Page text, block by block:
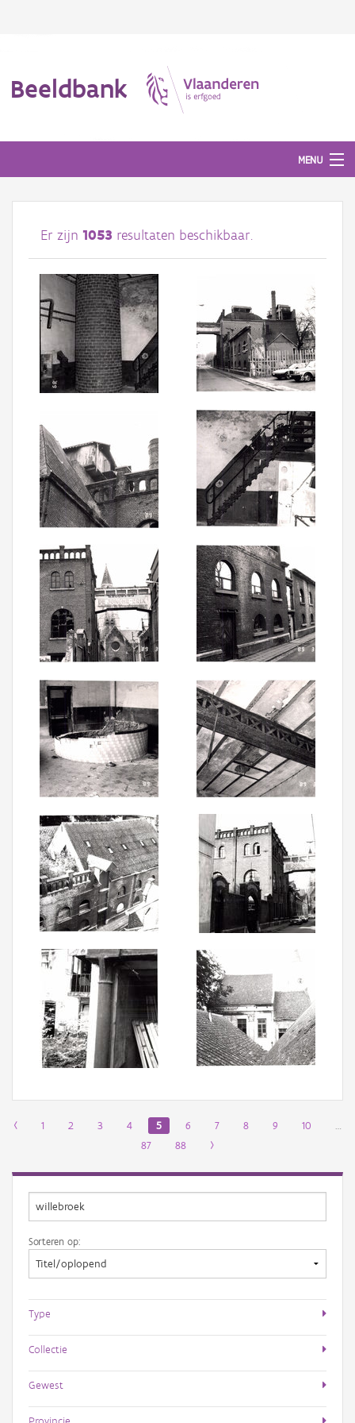
Beeldbank
MENU
Afbeeldingen
#BeeldIndeKijker
Hergebruik
Over ons
Aanmelden
Er zijn 1053 resultaten beschikbaar.
‹ 1 2 3 4 5 6 7 8 9 10
…
87
88 ›
Sorteren op:
Type
Collectie
Gewest